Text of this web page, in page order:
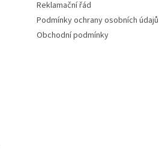
Reklamační řád
Podmínky ochrany osobních údajů
Obchodní podmínky